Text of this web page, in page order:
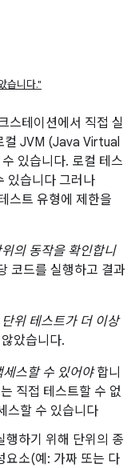
습니다."
스테이션에서 직접 실
컬 JVM (Java Virtual
있습니다. 로컬 테스
있습니다 그러나
스트 유형에 제한을
위의 동작을 확인합니
코드를 실행하고 결과
단위 테스트가 더 이상
았습니다.
세스할 수 있어야합니
직접 테스트할 수 없
스할 수 있습니다
행하기 위해 단위의 종
요소(예: 가짜 또는 다